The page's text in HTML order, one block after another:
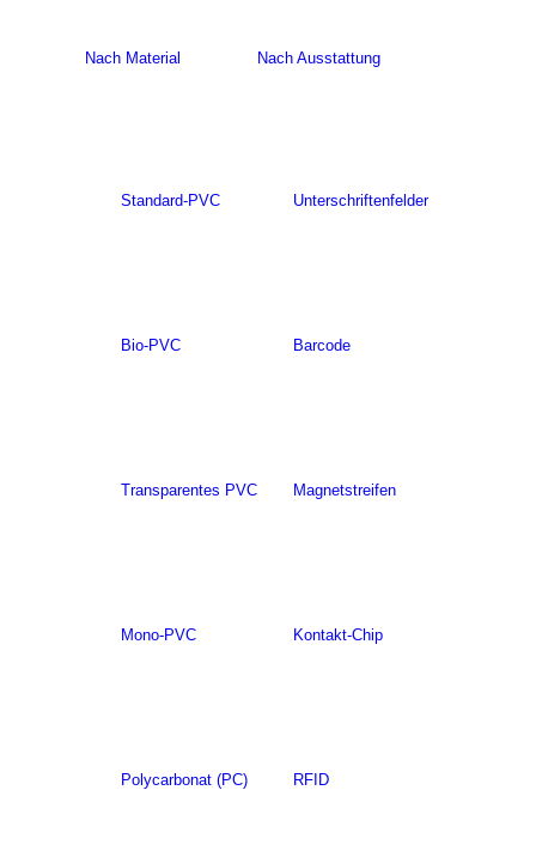
Nach Material
Standard-PVC
Bio-PVC
Transparentes PVC
Mono-PVC
Polycarbonat (PC)
Nach Ausstattung
Unterschriftenfelder
Barcode
Magnetstreifen
Kontakt-Chip
RFID